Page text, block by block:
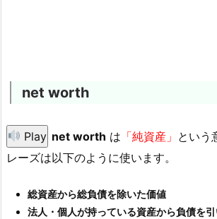
net worth
Play net worth は 「純資産」 という
レーズは以下のように使います。
総資産から総負債を除いた価値
法人・個人が持っている資産から負債を